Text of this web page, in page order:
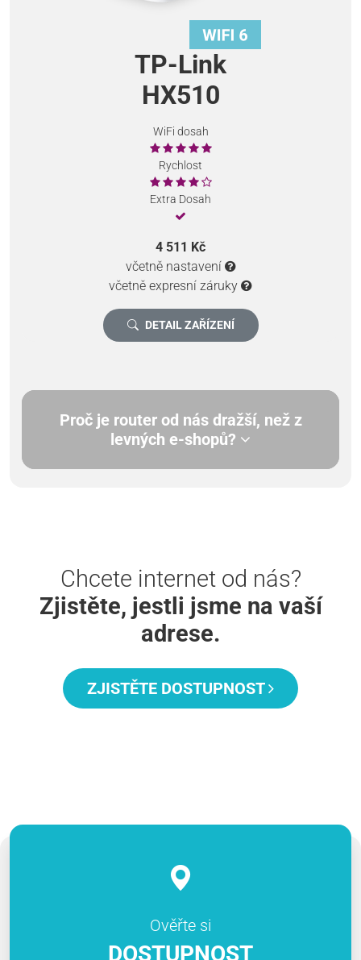
TP-Link
HX510
WiFi dosah
Rychlost
Extra Dosah
4 511 Kč
včetně nastavení
včetně expresní záruky
DETAIL ZAŘÍZENÍ
Proč je router od nás dražší, než z
levných e-shopů?
Chcete internet od nás?
Zjistěte, jestli jsme na vaší
adrese.
ZJISTĚTE DOSTUPNOST
Ověřte si
DOSTUPNOST